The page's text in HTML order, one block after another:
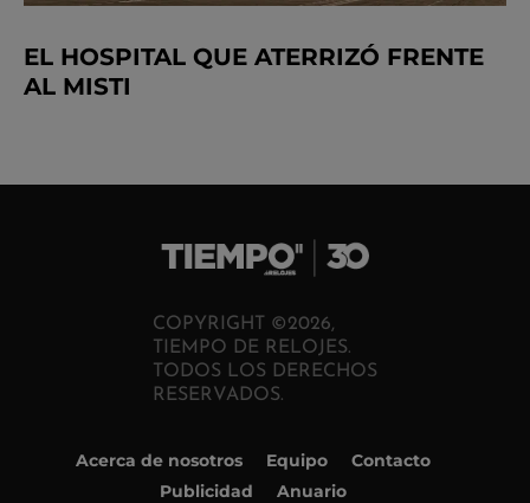
EL HOSPITAL QUE ATERRIZÓ FRENTE
AL MISTI
COPYRIGHT ©2026,
TIEMPO DE RELOJES.
TODOS LOS DERECHOS
RESERVADOS.
Acerca de nosotros Equipo
Contacto
Publicidad
Anuario